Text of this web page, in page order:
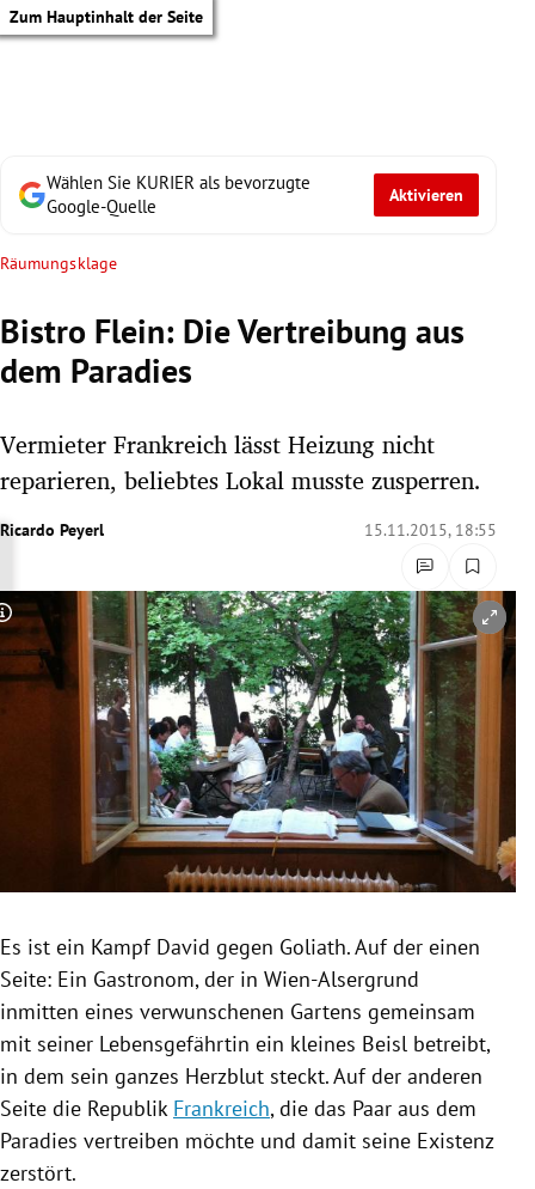
Zum Hauptinhalt der Seite
Untermenü
Untermenü
Untermenü
Untermenü
Untermenü
Untermenü
Wählen Sie KURIER als bevorzugte
Google-Quelle
Aktivieren
Räumungsklage
Bistro Flein: Die Vertreibung aus
dem Paradies
Vermieter Frankreich lässt Heizung nicht
reparieren, beliebtes Lokal musste zusperren.
Ricardo Peyerl 15.11.2015, 18:55
Copyright-Hinweis öffnen/schließen
Es ist ein Kampf David gegen Goliath. Auf der einen
Seite: Ein Gastronom, der in Wien-Alsergrund
inmitten eines verwunschenen Gartens gemeinsam
mit seiner Lebensgefährtin ein kleines Beisl betreibt,
in dem sein ganzes Herzblut steckt. Auf der anderen
Seite die Republik Frankreich, die das Paar aus dem
Paradies vertreiben möchte und damit seine Existenz
zerstört.